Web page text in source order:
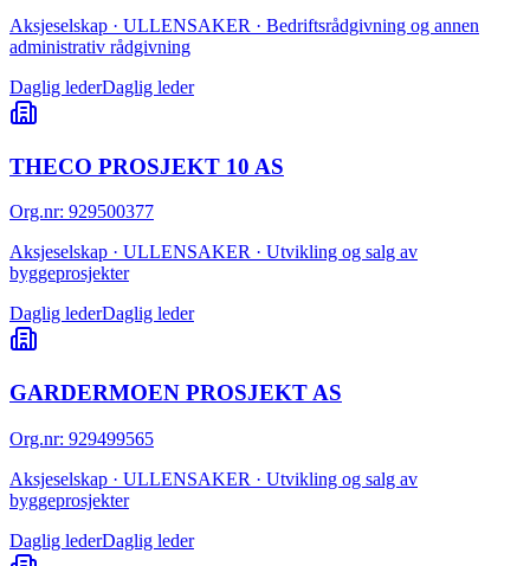
Aksjeselskap · ULLENSAKER · Bedriftsrådgivning og annen
administrativ rådgivning
Daglig lederDaglig leder
THECO PROSJEKT 10 AS
Org.nr: 929500377
Aksjeselskap · ULLENSAKER · Utvikling og salg av
byggeprosjekter
Daglig lederDaglig leder
GARDERMOEN PROSJEKT AS
Org.nr: 929499565
Aksjeselskap · ULLENSAKER · Utvikling og salg av
byggeprosjekter
Daglig lederDaglig leder